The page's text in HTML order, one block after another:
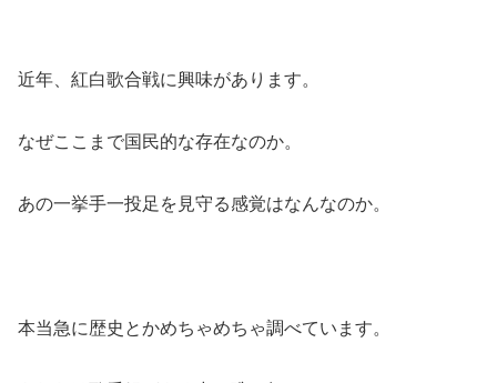
近年、紅白歌合戦に興味があります。
なぜここまで国民的な存在なのか。
あの一挙手一投足を見守る感覚はなんなのか。
本当急に歴史とかめちゃめちゃ調べています。